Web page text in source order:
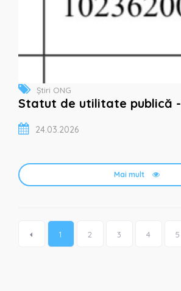
Știri ONG
Statut de utilitate publică -
24.03.2026
Mai mult
1 2 3 4 5